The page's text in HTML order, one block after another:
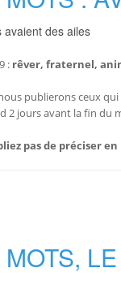
avaient des ailes
: rêver, fraternel,
publierons ceux
2 jours avant la fin du
pas de préciser